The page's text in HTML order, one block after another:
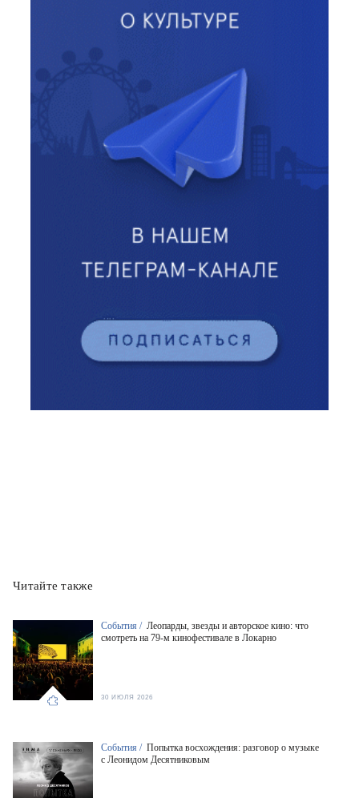
Читайте также
События / Леопарды, звезды и авторское кино: что
смотреть на 79-м кинофестивале в Локарно
30 ИЮЛЯ 2026
События / Попытка восхождения: разговор о музыке
с Леонидом Десятниковым